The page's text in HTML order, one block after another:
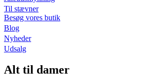
Til stævner
Besøg vores butik
Blog
Nyheder
Udsalg
Alt til damer